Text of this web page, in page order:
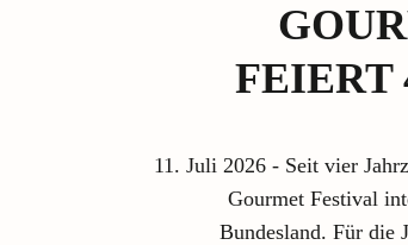
FEIERT
11. Juli 2026 - Seit vier
Gourmet Festival
Bundesland. Für die